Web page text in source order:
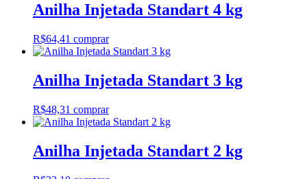
Anilha Injetada Standart 4 kg
R$64,41 comprar
Anilha Injetada Standart 3 kg
R$48,31 comprar
Anilha Injetada Standart 2 kg